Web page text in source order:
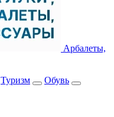
Арбалеты,
Туризм
Обувь